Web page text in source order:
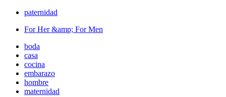
paternidad
For Her &amp; For Men
boda
casa
cocina
embarazo
hombre
maternidad